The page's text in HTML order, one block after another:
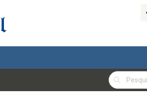
PESQUISAR